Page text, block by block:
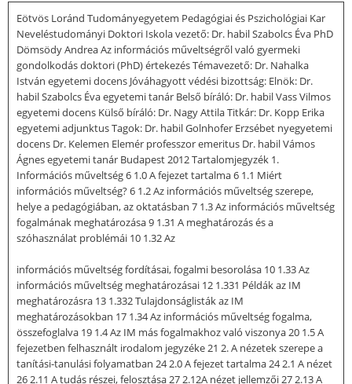
Eötvös Loránd Tudományegyetem Pedagógiai és Pszichológiai Kar
Neveléstudományi Doktori Iskola vezető: Dr. habil Szabolcs Éva PhD
Dömsödy Andrea Az információs műveltségről való gyermeki
gondolkodás doktori (PhD) értekezés Témavezető: Dr. Nahalka
István egyetemi docens Jóváhagyott védési bizottság: Elnök: Dr.
habil Szabolcs Éva egyetemi tanár Belső bíráló: Dr. habil Vass Vilmos
egyetemi docens Külső bíráló: Dr. Nagy Attila Titkár: Dr. Kopp Erika
egyetemi adjunktus Tagok: Dr. habil Golnhofer Erzsébet nyegyetemi
docens Dr. Kelemen Elemér professzor emeritus Dr. habil Vámos
Ágnes egyetemi tanár Budapest 2012 Tartalomjegyzék 1.
Információs műveltség 6 1.0 A fejezet tartalma 6 1.1 Miért
információs műveltség? 6 1.2 Az információs műveltség szerepe,
helye a pedagógiában, az oktatásban 7 1.3 Az információs műveltség
fogalmának meghatározása 9 1.31 A meghatározás és a
szóhasználat problémái 10 1.32 Az
információs műveltség fordításai, fogalmi besorolása 10 1.33 Az
információs műveltség meghatározásai 12 1.331 Példák az IM
meghatározásra 13 1.332 Tulajdonságlisták az IM
meghatározásokban 17 1.34 Az információs műveltség fogalma,
összefoglalva 19 1.4 Az IM más fogalmakhoz való viszonya 20 1.5 A
fejezetben felhasznált irodalom jegyzéke 21 2. A nézetek szerepe a
tanítási-tanulási folyamatban 24 2.0 A fejezet tartalma 24 2.1 A nézet
26 2.11 A tudás részei, felosztása 27 2.12A nézet jellemzői 27 2.13 A